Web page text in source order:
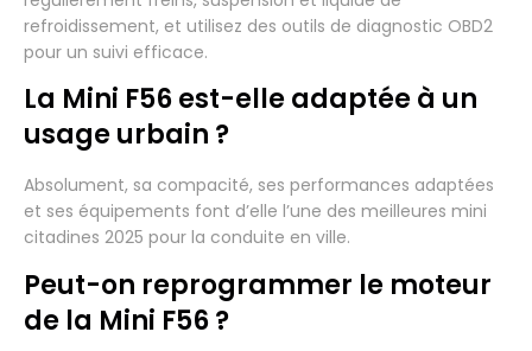
refroidissement, et utilisez des outils de diagnostic OBD2
pour un suivi efficace.
La Mini F56 est-elle adaptée à un
usage urbain ?
Absolument, sa compacité, ses performances adaptées
et ses équipements font d’elle l’une des meilleures mini
citadines 2025 pour la conduite en ville.
Peut-on reprogrammer le moteur
de la Mini F56 ?